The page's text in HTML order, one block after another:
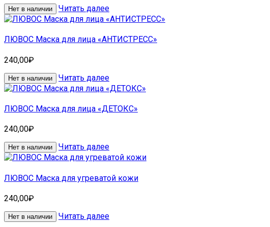
Нет в наличии Читать далее
ЛЮВОС Маска для лица «АНТИСТРЕСС»
240,00₽
Нет в наличии Читать далее
ЛЮВОС Маска для лица «ДЕТОКС»
240,00₽
Нет в наличии Читать далее
ЛЮВОС Маска для угреватой кожи
240,00₽
Нет в наличии
Читать далее